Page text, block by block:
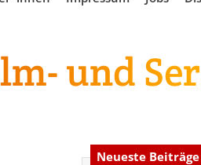
und
Neueste Beiträge